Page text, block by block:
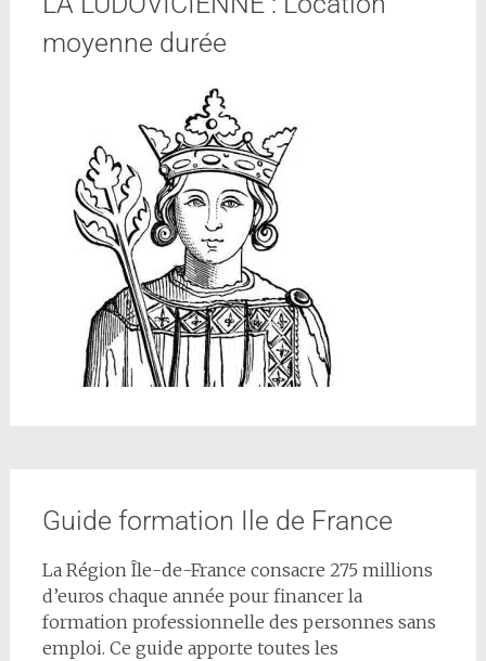
moyenne durée
Guide formation Ile de France
La Région Île-de-France consacre 275 millions
d’euros chaque année pour financer la
formation professionnelle des personnes sans
emploi. Ce guide apporte toutes les